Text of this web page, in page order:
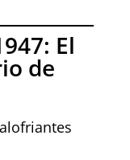
El
de